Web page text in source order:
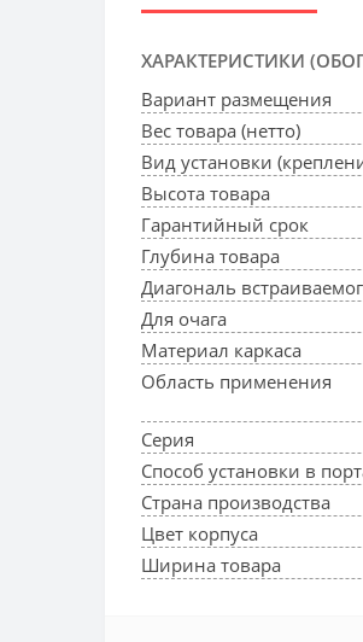
ХАРАКТЕРИСТИКИ
Вариант размещения
Вес товара (нетто)
Вид установки
Высота товара
Гарантийный срок
Глубина товара
Диагональ
Для очага
Материал каркаса
Область применения
Серия
Способ установки в
Страна производства
Цвет корпуса
Ширина товара